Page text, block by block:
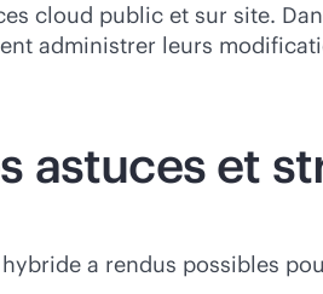
cloud public et sur site.
administrer leurs
astuces et
a rendus possibles